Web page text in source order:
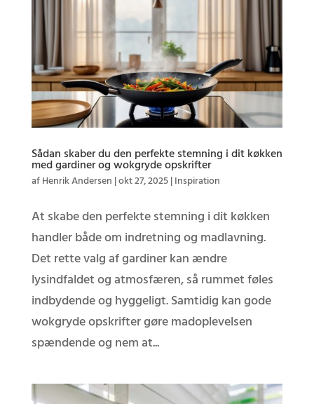
Sådan skaber du den perfekte stemning i dit køkken
med gardiner og wokgryde opskrifter
afHenrik Andersen |okt 27, 2025|Inspiration
At skabe den perfekte stemning i dit køkken
handler både om indretning og madlavning.
Det rette valg af gardiner kan ændre
lysindfaldet og atmosfæren, så rummet føles
indbydende og hyggeligt. Samtidig kan gode
wokgryde opskrifter gøre madoplevelsen
spændende og nem at...